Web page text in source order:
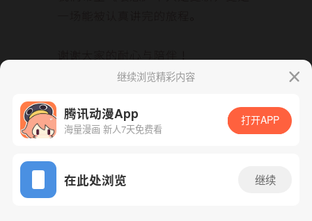
App免费看
下一话 腾漫App免费看
继续浏览精彩内容
腾讯动漫App
海量漫画 新人7天免费看
打开APP
在此处浏览 继续